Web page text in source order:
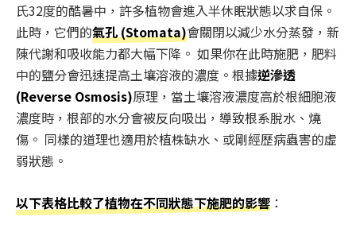
氏32度的酷暑中，許多植物會進入半休眠狀態以求自保。
此時，它們的氣孔 (Stomata)會關閉以減少水分蒸發，新
陳代謝和吸收能力都大幅下降。 如果你在此時施肥，肥料
中的鹽分會迅速提高土壤溶液的濃度。根據逆滲透
(Reverse Osmosis)原理，當土壤溶液濃度高於根細胞液
濃度時，根部的水分會被反向吸出，導致根系脫水、燒
傷。 同樣的道理也適用於植株缺水、或剛經歷病蟲害的虛
弱狀態。
以下表格比較了植物在不同狀態下施肥的影響 ：